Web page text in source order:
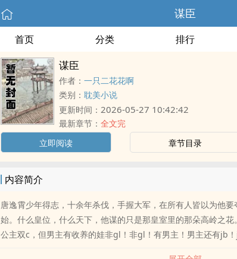
谋臣
首页 分类 排行
谋臣
作者： 一只二花花啊
类别： 耽美小说
更新时间： 2026-05-27 10:42:42
最新章节： 全文完
立即阅读
章节目录
内容简介
唐逸霄少年得志，十余年杀伐，手握大军，在所有人皆以为他
始。什么皇位，什么天下，他谋的只是那皇室里的那朵高岭之
公主双c，但男主有收养的娃非gl！非gl！有男主！男主还有jb！